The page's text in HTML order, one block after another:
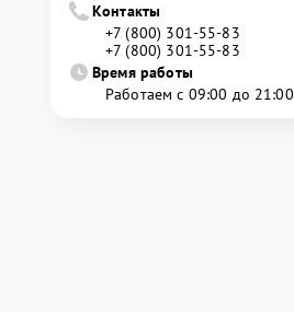
Контакты
+7 (800) 301-55-83
+7 (800) 301-55-83
Время работы
Работаем с 09:00 до 21:00